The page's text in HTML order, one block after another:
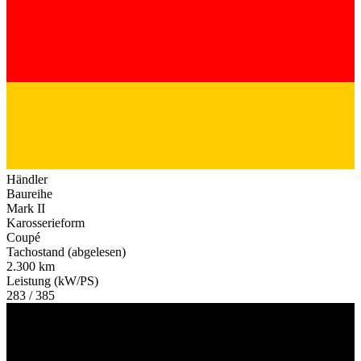
Händler
Baureihe
Mark II
Karosserieform
Coupé
Tachostand (abgelesen)
2.300 km
Leistung (kW/PS)
283 / 385